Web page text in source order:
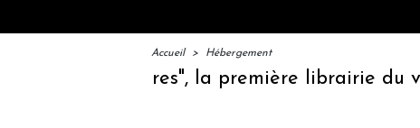
Accueil > Hébergement
la première librairie du voyage